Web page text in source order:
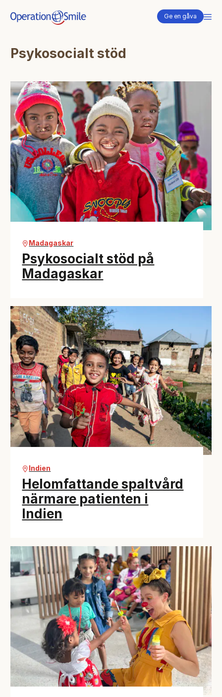
Ge en gåva
Psykosocialt stöd
Madagaskar
Psykosocialt stöd på
Madagaskar
Indien
Helomfattande spaltvård
närmare patienten i
Indien